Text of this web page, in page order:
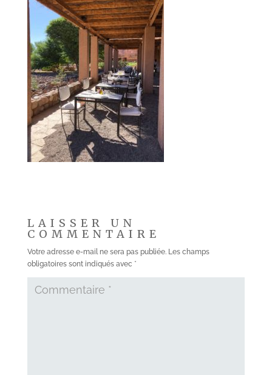
LAISSER UN
COMMENTAIRE
Votre adresse e-mail ne sera pas publiée. Les champs
obligatoires sont indiqués avec *